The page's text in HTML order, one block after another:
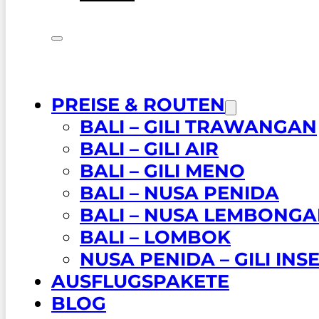
PREISE & ROUTEN
BALI – GILI TRAWANGAN
BALI – GILI AIR
BALI – GILI MENO
BALI – NUSA PENIDA
BALI – NUSA
BALI – LOMBOK
NUSA PENIDA – GILI
AUSFLUGSPAKETE
BLOG